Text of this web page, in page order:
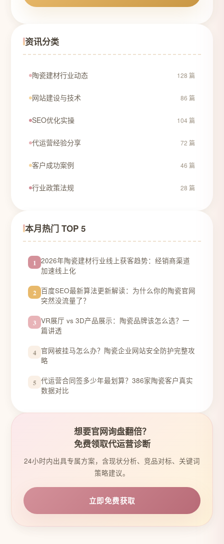
资讯分类
陶瓷建材行业动态 128 篇
网站建设与技术 86 篇
SEO优化实操 104 篇
代运营经验分享 72 篇
客户成功案例 46 篇
行业政策法规 28 篇
本月热门 TOP 5
1 2026年陶瓷建材行业线上获客趋势：经销商渠道
加速线上化
2 百度SEO最新算法更新解读：为什么你的陶瓷官网
突然没流量了？
3 VR展厅 vs 3D产品展示：陶瓷品牌该怎么选？一
篇讲透
4 官网被挂马怎么办？陶瓷企业网站安全防护完整攻
略
5 代运营合同签多少年最划算？386家陶瓷客户真实
数据对比
想要官网询盘翻倍？
免费领取代运营诊断
24小时内出具专属方案，含现状分析、竞品对标、关键词
策略建议。
立即免费获取